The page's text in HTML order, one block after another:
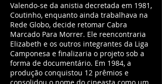
Valendo-se da anistia decretada em 1981,
Coutinho, enquanto ainda trabalhava na
Rede Globo, decide retomar Cabra
Marcado Para Morrer. Ele reencontraria
Elizabeth e os outros integrantes da Liga
Camponesa e finalizaria o projeto sob a
forma de documentário. Em 1984, a
produção conquistou 12 prêmios e